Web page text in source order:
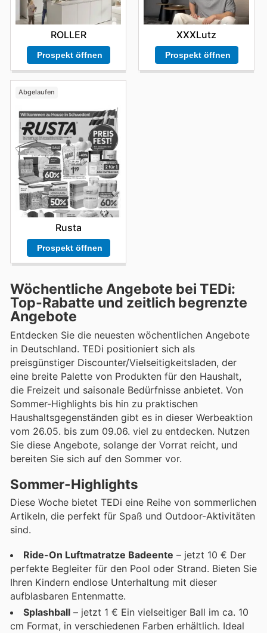
ROLLER
Prospekt öffnen
XXXLutz
Prospekt öffnen
Abgelaufen
Rusta
Prospekt öffnen
Wöchentliche Angebote bei TEDi:
Top-Rabatte und zeitlich begrenzte
Angebote
Entdecken Sie die neuesten wöchentlichen Angebote
in Deutschland. TEDi positioniert sich als
preisgünstiger Discounter/Vielseitigkeitsladen, der
eine breite Palette von Produkten für den Haushalt,
die Freizeit und saisonale Bedürfnisse anbietet. Von
Sommer-Highlights bis hin zu praktischen
Haushaltsgegenständen gibt es in dieser Werbeaktion
vom 26.05. bis zum 09.06. viel zu entdecken. Nutzen
Sie diese Angebote, solange der Vorrat reicht, und
bereiten Sie sich auf den Sommer vor.
Sommer-Highlights
Diese Woche bietet TEDi eine Reihe von sommerlichen
Artikeln, die perfekt für Spaß und Outdoor-Aktivitäten
sind.
Ride-On Luftmatratze Badeente – jetzt 10 € Der
perfekte Begleiter für den Pool oder Strand. Bieten Sie
Ihren Kindern endlose Unterhaltung mit dieser
aufblasbaren Entenmatte.
Splashball – jetzt 1 € Ein vielseitiger Ball im ca. 10
cm Format, in verschiedenen Farben erhältlich. Ideal